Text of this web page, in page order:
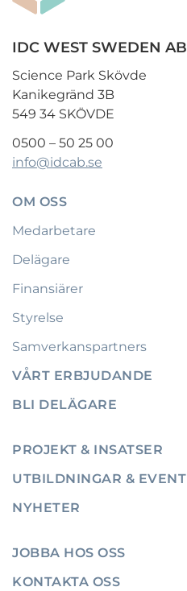
IDC WEST SWEDEN AB
Science Park Skövde
Kanikegränd 3B
549 34 SKÖVDE
0500 – 50 25 00
info@idcab.se
OM OSS
Medarbetare
Delägare
Finansiärer
Styrelse
Samverkanspartners
VÅRT ERBJUDANDE
BLI DELÄGARE
PROJEKT & INSATSER
UTBILDNINGAR & EVENT
NYHETER
JOBBA HOS OSS
KONTAKTA OSS